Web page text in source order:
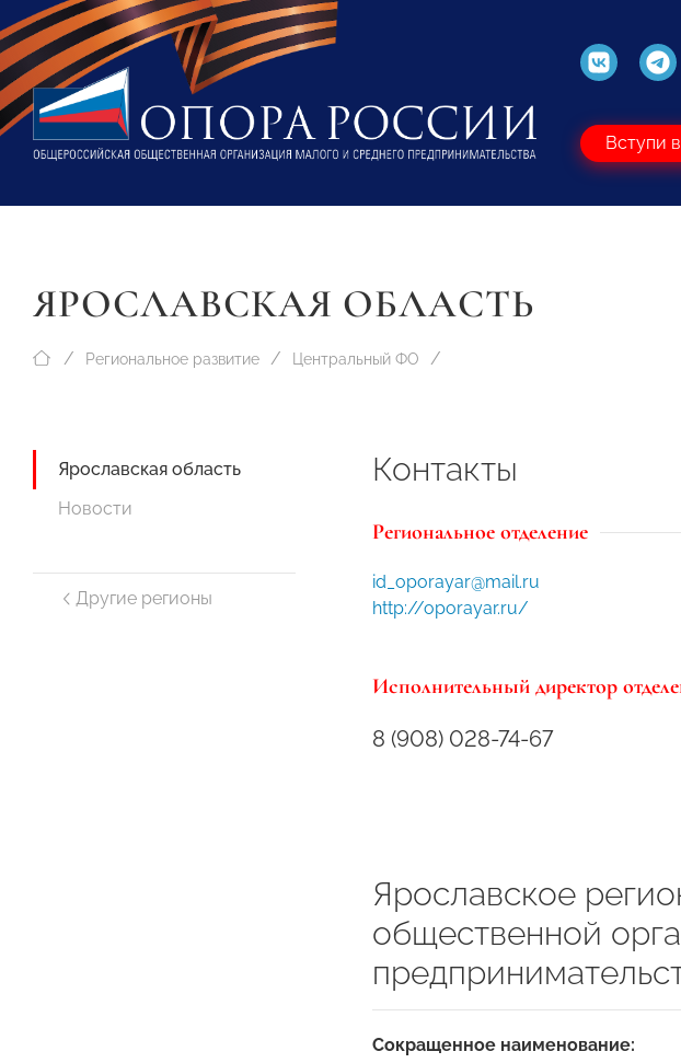
Вступи
ЯРОСЛАВСКАЯ ОБЛАСТЬ
Региональное развитие Центральный ФО
Ярославская область
Новости
Другие регионы
Контакты
Региональное отделение
id_oporayar@mail.ru
http://oporayar.ru/
Исполнительный директор
8 (908) 028-74-67
Ярославское
общественной
Сокращенное наименование: